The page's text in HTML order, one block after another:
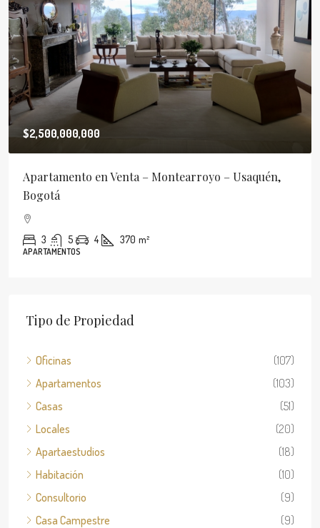
$2,500,000,000
Apartamento en Venta – Montearroyo – Usaquén,
Bogotá
3 5 4 370 m²
APARTAMENTOS
Tipo de Propiedad
Oficinas
(107)
Apartamentos
(103)
Casas
(51)
Locales
(20)
Apartaestudios
(18)
Habitación
(10)
Consultorio
(9)
Casa Campestre
(9)